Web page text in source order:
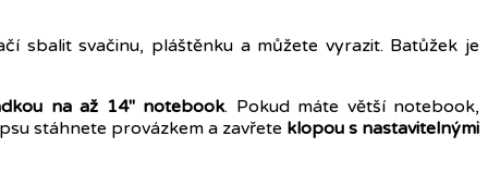
sbalit svačinu, pláštěnku a můžete vyrazit. Batůžek je
na až 14" notebook. Pokud máte větší notebook,
stáhnete provázkem a zavřete klopou s nastavitelnými